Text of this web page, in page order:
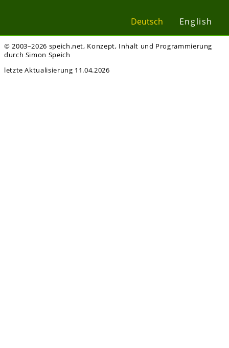
Deutsch English
© 2003–2026 speich.net, Konzept, Inhalt und Programmierung
durch Simon Speich
letzte Aktualisierung 11.04.2026